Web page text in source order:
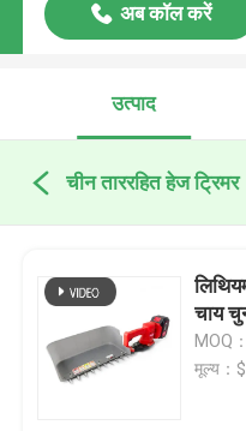
अब कॉल करें
उत्पाद
चीन ताररहित हेज ट्रिमर
चाय
MOQ
मूल्य：